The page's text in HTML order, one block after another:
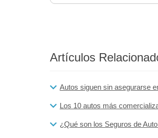
Artículos
Autos siguen sin asegurarse
Los 10 autos más
¿Qué son los Seguros de